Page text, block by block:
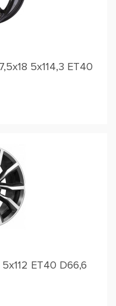
5x114,3 ET40
ET40 D66,6